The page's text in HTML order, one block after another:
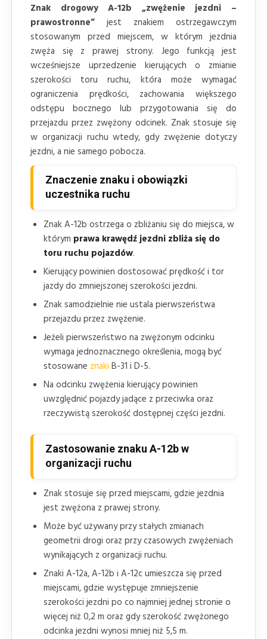
Znak drogowy A-12b „zwężenie jezdni –
prawostronne” jest znakiem ostrzegawczym
stosowanym przed miejscem, w którym jezdnia
zwęża się z prawej strony. Jego funkcją jest
wcześniejsze uprzedzenie kierujących o zmianie
szerokości toru ruchu, która może wymagać
ograniczenia prędkości, zachowania większego
odstępu bocznego lub przygotowania się do
przejazdu przez zwężony odcinek. Znak stosuje się
w organizacji ruchu wtedy, gdy zwężenie dotyczy
jezdni, a nie samego pobocza.
Znaczenie znaku i obowiązki
uczestnika ruchu
Znak A-12b ostrzega o zbliżaniu się do miejsca, w
którym prawa krawędź jezdni zbliża się do
toru ruchu pojazdów.
Kierujący powinien dostosować prędkość i tor
jazdy do zmniejszonej szerokości jezdni.
Znak samodzielnie nie ustala pierwszeństwa
przejazdu przez zwężenie.
Jeżeli pierwszeństwo na zwężonym odcinku
wymaga jednoznacznego określenia, mogą być
stosowane znaki B-31 i D-5.
Na odcinku zwężenia kierujący powinien
uwzględnić pojazdy jadące z przeciwka oraz
rzeczywistą szerokość dostępnej części jezdni.
Zastosowanie znaku A-12b w
organizacji ruchu
Znak stosuje się przed miejscami, gdzie jezdnia
jest zwężona z prawej strony.
Może być używany przy stałych zmianach
geometrii drogi oraz przy czasowych zwężeniach
wynikających z organizacji ruchu.
Znaki A-12a, A-12b i A-12c umieszcza się przed
miejscami, gdzie występuje zmniejszenie
szerokości jezdni po co najmniej jednej stronie o
więcej niż 0,2 m oraz gdy szerokość zwężonego
odcinka jezdni wynosi mniej niż 5,5 m.